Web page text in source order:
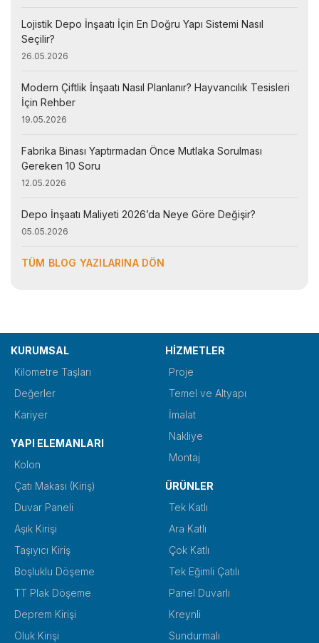
Lojistik Depo İnşaatı İçin En Doğru Yapı Sistemi Nasıl
Seçilir?
26.05.2026
Modern Çiftlik İnşaatı Nasıl Planlanır? Hayvancılık Tesisleri
İçin Rehber
19.05.2026
Fabrika Binası Yaptırmadan Önce Mutlaka Sorulması
Gereken 10 Soru
12.05.2026
Depo İnşaatı Maliyeti 2026’da Neye Göre Değişir?
05.05.2026
TÜM BLOG YAZILARINA DÖN
KURUMSAL
Kilometre Taşları
Değerler
Kariyer
YAPI ELEMANLARI
Kolon
Çatı Makası (Kiriş)
Duvar Paneli
Aşık Kirişi
Taşıyıcı Kiriş
Boşluklu Döşeme
TT Plak Döşeme
Deprem Kirişi
Oluk Kirişi
HİZMETLER
Proje
Temel ve Altyapı
İmalat
Nakliye
Montaj
ÜRÜNLER
Tek Katlı
Ara Katlı
Çok Katlı
Tek Eğimli Çatılı
Panel Duvarlı
Kreynli
Sundurmalı